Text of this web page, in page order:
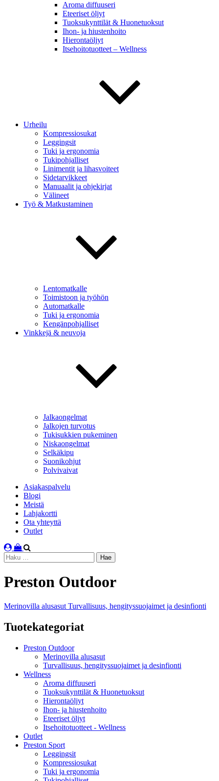
Aroma diffuuseri
Eteeriset öljyt
Tuoksukynttilät & Huonetuoksut
Ihon- ja hiustenhoito
Hierontaöljyt
Itsehoitotuotteet – Wellness
Urheilu
Kompressiosukat
Leggingsit
Tuki ja ergonomia
Tukipohjalliset
Linimentit ja lihasvoiteet
Sidetarvikkeet
Manuaalit ja ohjekirjat
Välineet
Työ & Matkustaminen
Lentomatkalle
Toimistoon ja työhön
Automatkalle
Tuki ja ergonomia
Kengänpohjalliset
Vinkkejä & neuvoja
Jalkaongelmat
Jalkojen turvotus
Tukisukkien pukeminen
Niskaongelmat
Selkäkipu
Suonikohjut
Polvivaivat
Asiakaspalvelu
Blogi
Meistä
Lahjakortti
Ota yhteyttä
Outlet
Haku:
Preston Outdoor
Merinovilla alusasut Turvallisuus, hengityssuojaimet ja desinfionti
Tuotekategoriat
Preston Outdoor
Merinovilla alusasut
Turvallisuus, hengityssuojaimet ja desinfionti
Wellness
Aroma diffuuseri
Tuoksukynttilät & Huonetuoksut
Hierontaöljyt
Ihon- ja hiustenhoito
Eteeriset öljyt
Itsehoitotuotteet - Wellness
Outlet
Preston Sport
Leggingsit
Kompressiosukat
Tuki ja ergonomia